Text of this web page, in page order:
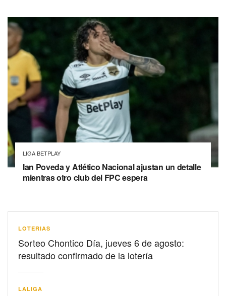
LIGA BETPLAY
Ian Poveda y Atlético Nacional ajustan un detalle
mientras otro club del FPC espera
LOTERIAS
Sorteo Chontico Día, jueves 6 de agosto:
resultado confirmado de la lotería
LALIGA